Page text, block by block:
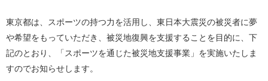
東京都は、スポーツの持つ力を活用し、東日本大震災の被災者に夢
や希望をもっていただき、被災地復興を支援することを目的に、下
記のとおり、「スポーツを通じた被災地支援事業」を実施いたしま
すのでお知らせします。